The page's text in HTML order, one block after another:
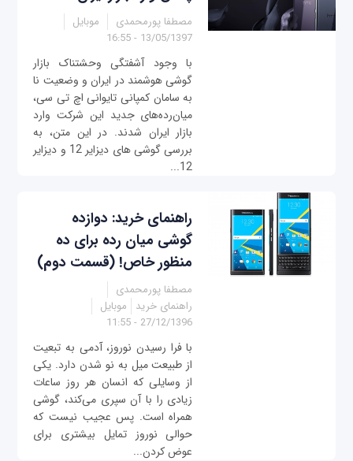
مصطفا پورمحمدی
موبایل
13/05/1397 - 16:55
با وجود آشفتگی وحشتناک بازار
گوشی هوشمند در ایران و وضعیت نا
به سامان کمپانی تایوانی اچ تی سی،
میان‌رده‌های جدید این شرکت وارد
بازار ایران شدند. در این متن، به
بررسی گوشی های دیزایر 12 و دیزایر
12...
راهنمای خرید: دوازده
گوشی میان رده‌ برای ده
منظور خاص! (قسمت دوم)
مصطفا پورمحمدی
راهنمای خرید
موبایل
27/12/1396 - 11:55
با فرا رسیدن نوروز، آدمی به تبعیت
از طبیعت میل به نو شدن دارد. یکی
از وسایلی که انسان هر روز ساعات
زیادی را با آن سپری می‌کند، گوشی
همراه است. پس عجیب نیست که
حوالی نوروز تمایل بیشتری برای
عوض کردن...